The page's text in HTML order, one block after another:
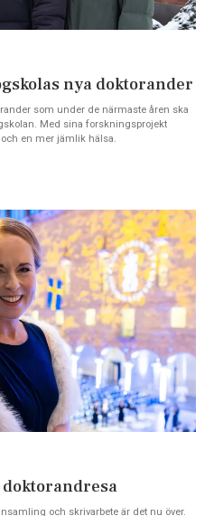
nya doktorander
som under de närmaste åren ska
Med sina forskningsprojekt
en mer jämlik hälsa.
och skrivarbete är det nu över.